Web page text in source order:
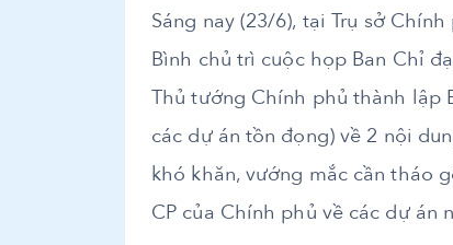
Sáng nay (23/6), tại Trụ sở
Bình chủ trì cuộc họp Ban Chỉ
Thủ tướng Chính phủ thành lập
các dự án tồn đọng) về 2 nội
khó khăn, vướng mắc cần tháo
CP của Chính phủ về các dự án